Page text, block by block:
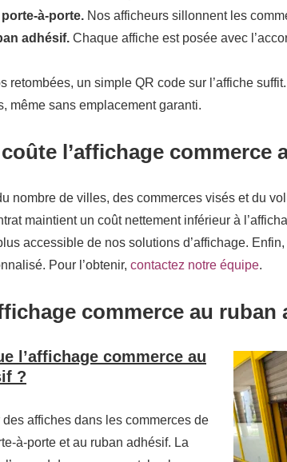
à-porte. Nos afficheurs sillonnent les
adhésif. Chaque affiche est posée avec
retombées, un simple QR code sur l’affiche
même sans emplacement garanti.
l’affichage commerce
nombre de villes, des commerces visés et du
maintient un coût nettement inférieur à
accessible de nos solutions d’affichage.
Pour l’obtenir, contactez notre équipe.
commerce au ruban
l’affichage commerce au
?
des affiches dans les commerces de
à-porte et au ruban adhésif. La